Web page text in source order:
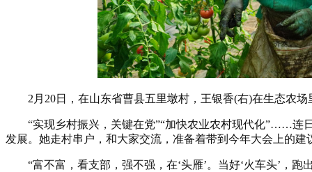
2月20日，在山东省曹县五里墩村，王银香(右)在生态农场
“实现乡村振兴，关键在党”“加快农业农村现代化”……连
发展。她走村串户，和大家交流，准备着带到今年大会上的
“富不富，看支部，强不强，在‘头雁’。当好‘火车头’，跑